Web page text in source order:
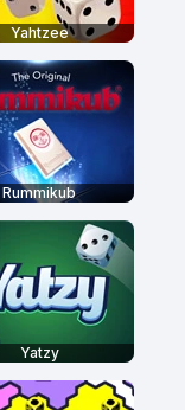
Yahtzee
Rummikub
Yatzy